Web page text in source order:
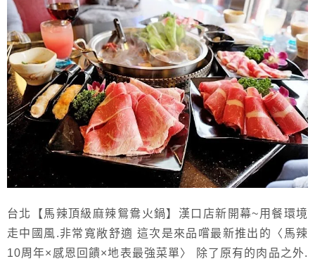
台北【馬辣頂級麻辣鴛鴦火鍋】漢口店新開幕~用餐環境
走中國風.非常寬敞舒適 這次是來品嚐最新推出的〈馬辣
10周年×感恩回饋×地表最強菜單〉 除了原有的肉品之外.